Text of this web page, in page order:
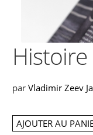
parVladimir Zeev
AJOUTER AU